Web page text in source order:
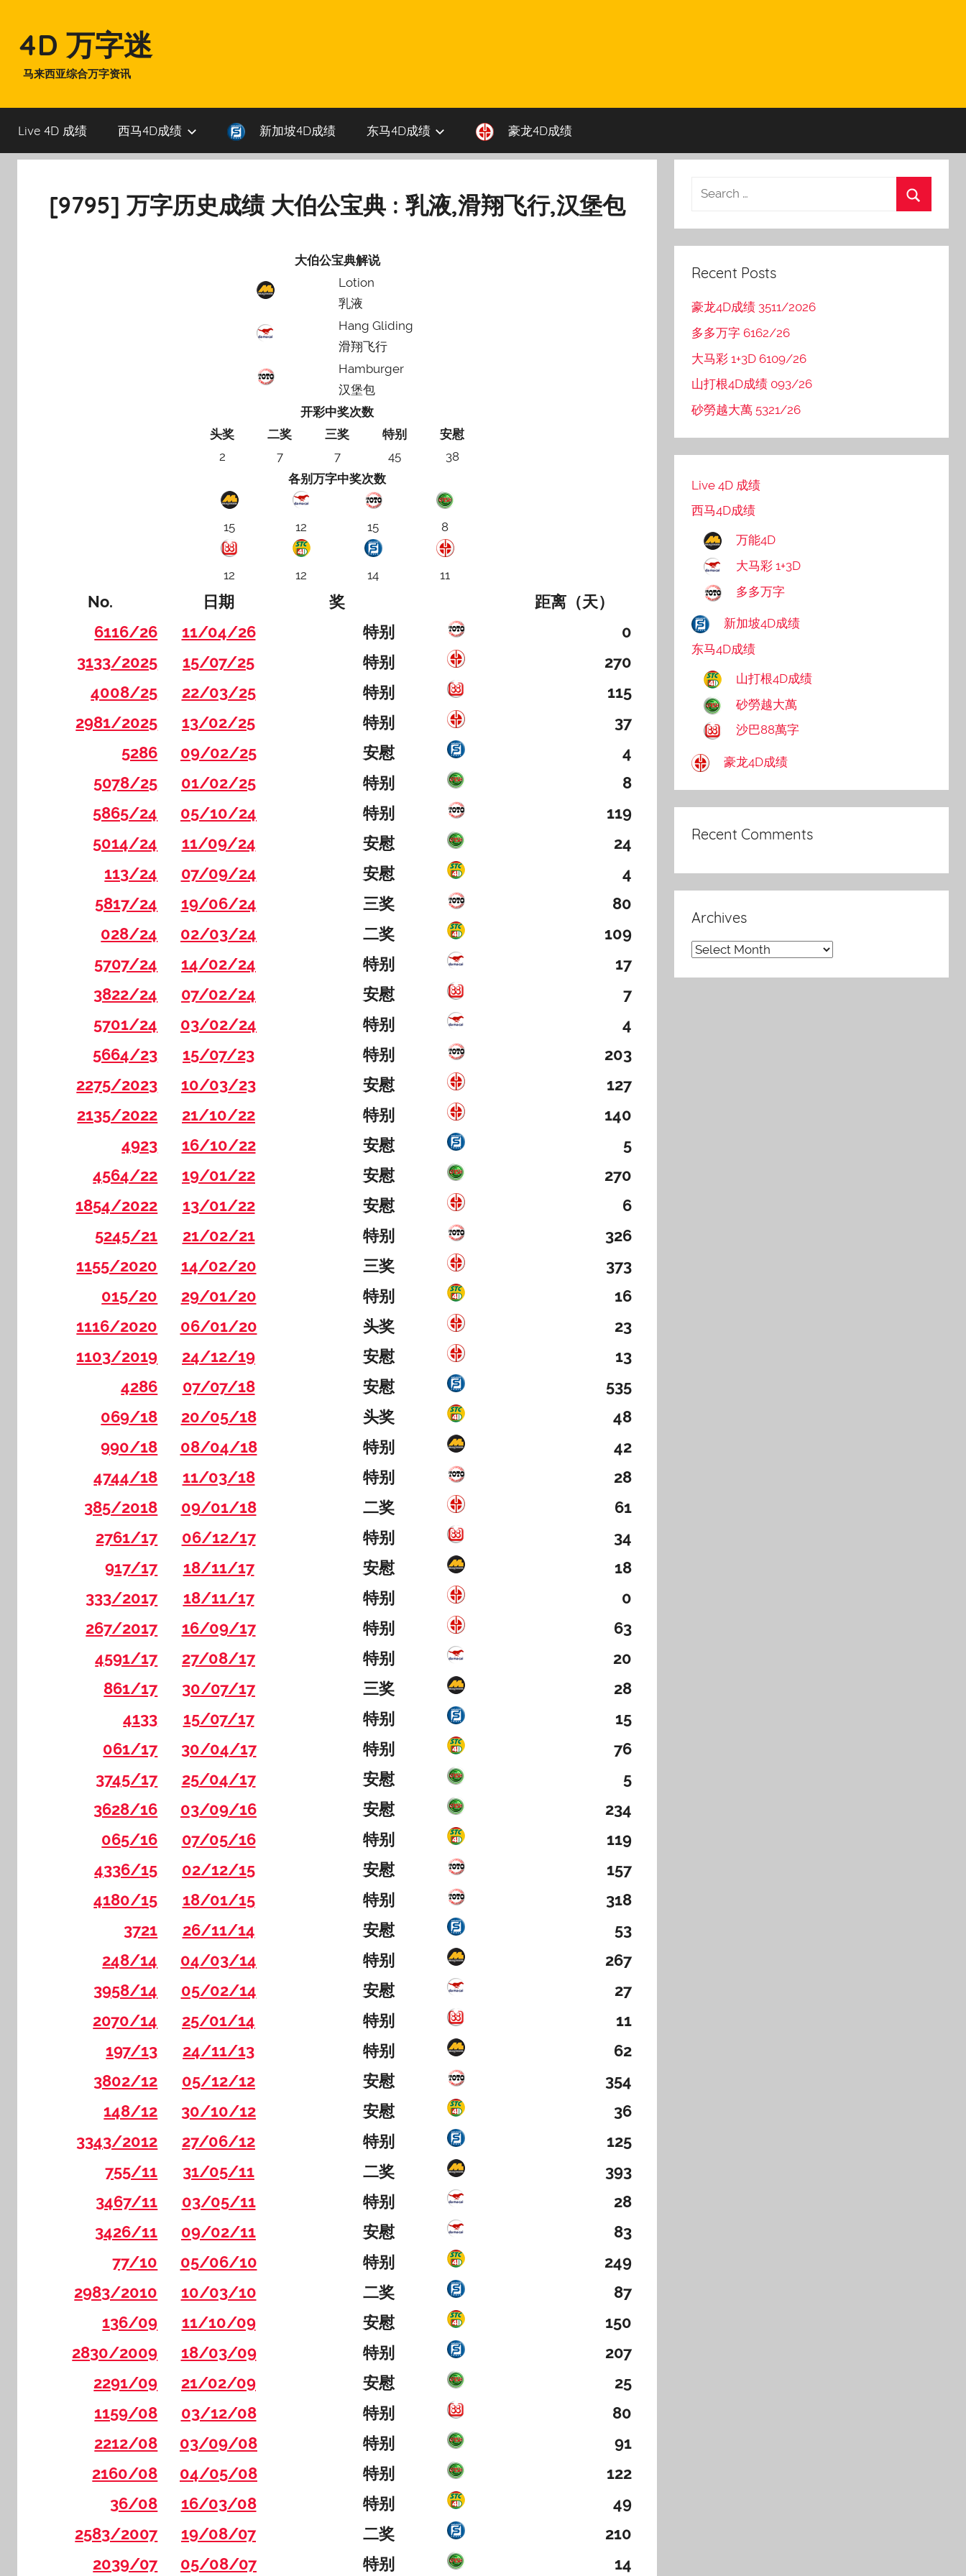
content4D 万字迷
马来西亚综合万字资讯
Live 4D 成绩 西马4D成绩 新加坡4D成绩 东马4D成绩 豪龙4D成绩
[9795] 万字历史成绩 大伯公宝典 : 乳液,滑翔飞行,汉堡包
大伯公宝典解说
Lotion
乳液
Hang Gliding
滑翔飞行
Hamburger
汉堡包
开彩中奖次数
头奖
二奖 三奖 特别
安慰
2
7 7 45
38
各别万字中奖次数
15 12 15 8
12 12 14 11
No. 日期 奖
距离（天）
6116/26
11/04/26 特别
0
3133/2025
15/07/25 特别
270
4008/25
22/03/25 特别
115
2981/2025
13/02/25 特别
37
5286
09/02/25 安慰
4
5078/25
01/02/25 特别
8
5865/24
05/10/24 特别
119
5014/24
11/09/24 安慰
24
113/24
07/09/24 安慰
4
5817/24
19/06/24 三奖
80
028/24
02/03/24 二奖
109
5707/24
14/02/24 特别
17
3822/24
07/02/24 安慰
7
5701/24
03/02/24 特别
4
5664/23
15/07/23 特别
203
2275/2023
10/03/23 安慰
127
2135/2022
21/10/22 特别
140
4923
16/10/22 安慰
5
4564/22
19/01/22 安慰
270
1854/2022
13/01/22 安慰
6
5245/21
21/02/21 特别
326
1155/2020
14/02/20 三奖
373
015/20
29/01/20 特别
16
1116/2020
06/01/20 头奖
23
1103/2019
24/12/19 安慰
13
4286
07/07/18 安慰
535
069/18
20/05/18 头奖
48
990/18
08/04/18 特别
42
4744/18
11/03/18 特别
28
385/2018
09/01/18 二奖
61
2761/17
06/12/17 特别
34
917/17
18/11/17 安慰
18
333/2017
18/11/17 特别
0
267/2017
16/09/17 特别
63
4591/17
27/08/17 特别
20
861/17
30/07/17 三奖
28
4133
15/07/17 特别
15
061/17
30/04/17 特别
76
3745/17
25/04/17 安慰
5
3628/16
03/09/16 安慰
234
065/16
07/05/16 特别
119
4336/15
02/12/15 安慰
157
4180/15
18/01/15 特别
318
3721
26/11/14 安慰
53
248/14
04/03/14 特别
267
3958/14
05/02/14 安慰
27
2070/14
25/01/14 特别
11
197/13
24/11/13 特别
62
3802/12
05/12/12 安慰
354
148/12
30/10/12 安慰
36
3343/2012
27/06/12 特别
125
755/11
31/05/11 二奖
393
3467/11
03/05/11 特别
28
3426/11
09/02/11 安慰
83
77/10
05/06/10 特别
249
2983/2010
10/03/10 二奖
87
136/09
11/10/09 安慰
150
2830/2009
18/03/09 特别
207
2291/09
21/02/09 安慰
25
1159/08
03/12/08 特别
80
2212/08
03/09/08 特别
91
2160/08
04/05/08 特别
122
36/08
16/03/08 特别
49
2583/2007
19/08/07 二奖
210
2039/07
05/08/07 特别 14
Recent Posts
豪龙4D成绩 3511/2026
多多万字 6162/26
大马彩 1+3D 6109/26
山打根4D成绩 093/26
砂勞越大萬 5321/26
Live 4D 成绩
西马4D成绩
万能4D
大马彩 1+3D
多多万字
新加坡4D成绩
东马4D成绩
山打根4D成绩
砂勞越大萬
沙巴88萬字
豪龙4D成绩
Recent Comments
Archives
Archives